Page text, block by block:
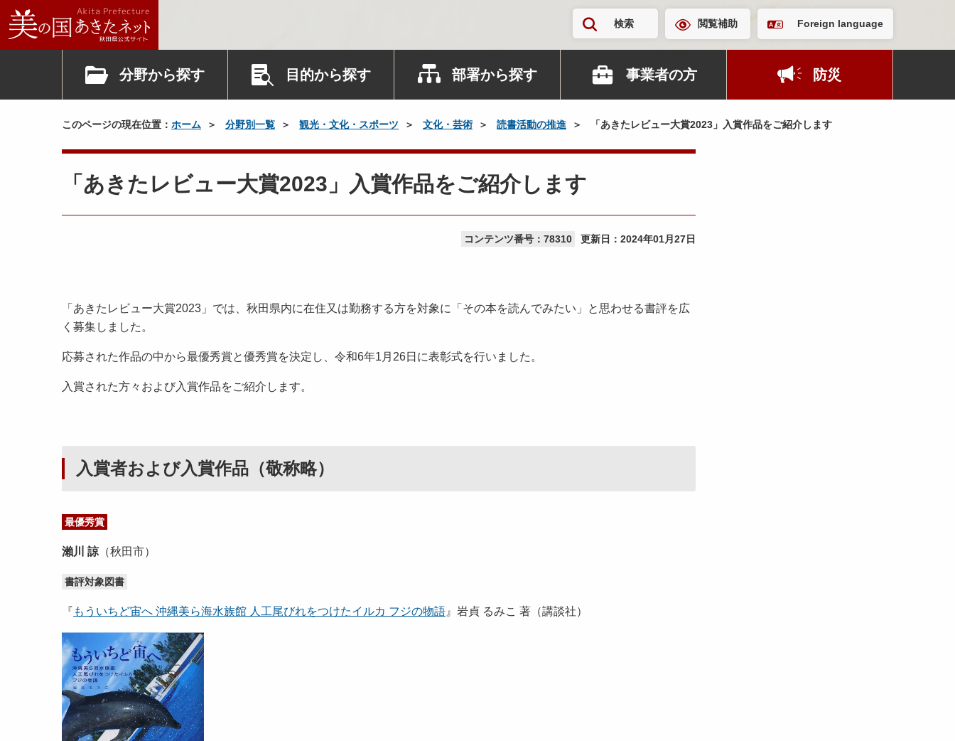
検索 閲覧補助 Foreign language
分野から探す 目的から探す 部署から探す 事業者の方 防災
このページの現在位置： ホーム 分野別一覧 観光・文化・スポーツ 文化・芸術 読書活動の推進 「あきたレビュー大賞2023」入賞作品をご紹介します
「あきたレビュー大賞2023」入賞作品をご紹介します
コンテンツ番号：78310 更新日： 2024年01月27日
「あきたレビュー大賞2023」では、秋田県内に在住又は勤務する方を対象に「その本を読んでみたい」と思わせる書評を広
く募集しました。
応募された作品の中から最優秀賞と優秀賞を決定し、令和6年1月26日に表彰式を行いました。
入賞された方々および入賞作品をご紹介します。
入賞者および入賞作品（敬称略）
最優秀賞
瀨川 諒（秋田市）
書評対象図書
『 もういちど宙へ 沖縄美ら海水族館 人工尾びれをつけたイルカ フジの物語 』岩貞 るみこ 著（講談社）